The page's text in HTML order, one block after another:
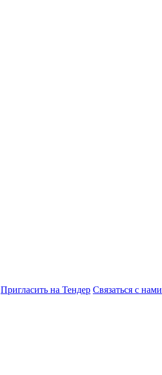
Пригласить на Тендер Связаться с нами